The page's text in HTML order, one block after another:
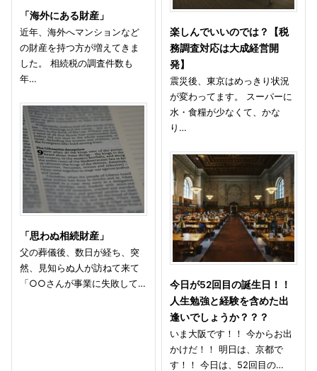
「海外にある財産」
近年、海外へマンションなど
の財産を持つ方が増えてきま
した。 相続税の調査件数も
年…
「思わぬ相続財産」
父の葬儀後、数日が経ち、突
然、見知らぬ人が訪ねて来て
「○○さんが事業に失敗して…
楽しんでいいのでは？【税
務調査対応は大成経営開
発】
震災後、東京はめっきり状況
が変わってます。 スーパーに
水・食糧が少なくて、かな
り…
今日が52回目の誕生日！！
人生勉強と経験を含めた出
逢いでしょうか？？？
いま大阪です！！ 今からお出
かけだ！！ 明日は、京都で
す！！ 今日は、52回目の…